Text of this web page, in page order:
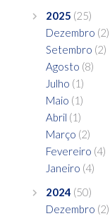
2025 (25)
Dezembro (2)
Setembro (2)
Agosto (8)
Julho (1)
Maio (1)
Abril (1)
Março (2)
Fevereiro (4)
Janeiro (4)
2024 (50)
Dezembro (2)